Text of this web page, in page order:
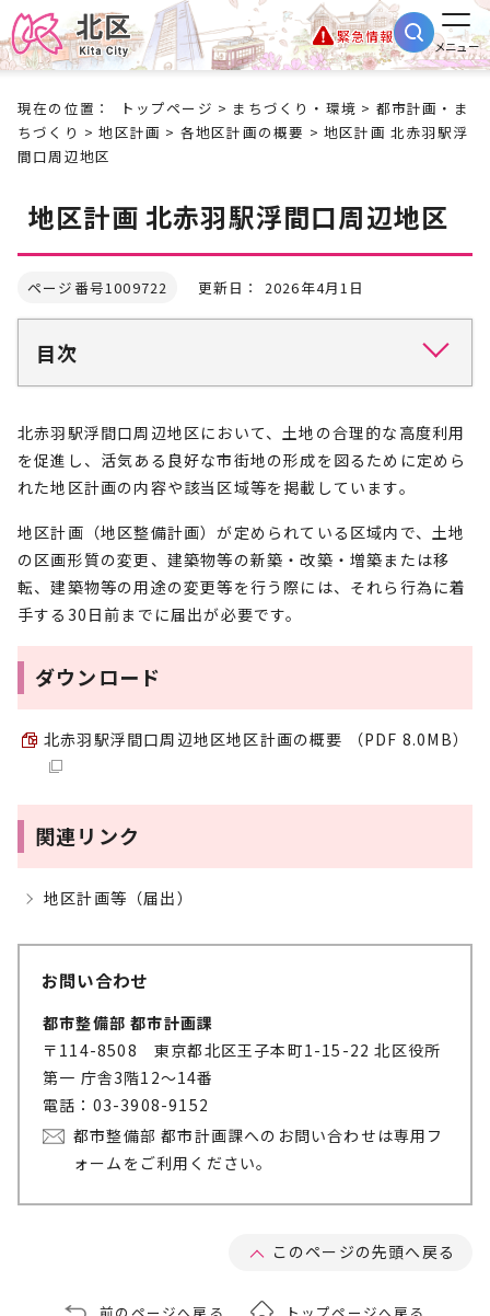
緊急情報
メニュー
現在の位置： トップページ > まちづくり・環境 > 都市計画・ま
ちづくり >地区計画 > 各地区計画の概要 > 地区計画 北赤羽駅浮
間口周辺地区
地区計画 北赤羽駅浮間口周辺地区
ページ番号1009722 更新日： 2026年4月1日
目次
北赤羽駅浮間口周辺地区において、土地の合理的な高度利用
を促進し、活気ある良好な市街地の形成を図るために定めら
れた地区計画の内容や該当区域等を掲載しています。
地区計画（地区整備計画）が定められている区域内で、土地
の区画形質の変更、建築物等の新築・改築・増築または移
転、建築物等の用途の変更等を行う際には、それら行為に着
手する30日前までに届出が必要です。
ダウンロード
北赤羽駅浮間口周辺地区地区計画の概要 （PDF 8.0MB）
関連リンク
地区計画等（届出）
お問い合わせ
都市整備部 都市計画課
〒114-8508 東京都北区王子本町1-15-22 北区役所
第一 庁舎3階12～14番
電話：03-3908-9152
都市整備部 都市計画課へのお問い合わせは専用フ
ォームをご利用ください。
このページの先頭へ戻る